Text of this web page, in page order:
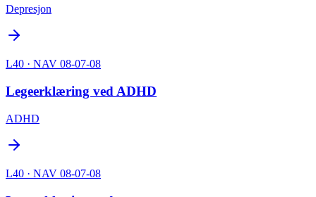
Depresjon
L40 · NAV 08-07-08
Legeerklæring ved ADHD
ADHD
L40 · NAV 08-07-08